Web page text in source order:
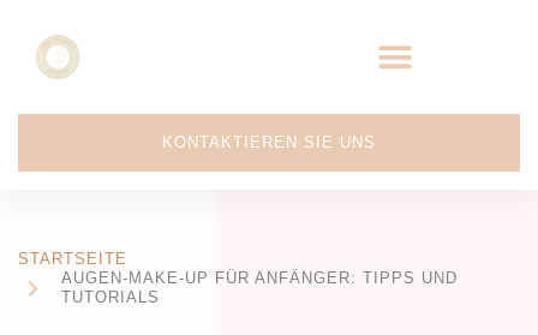
KONTAKTIEREN SIE UNS
STARTSEITE
AUGEN-MAKE-UP FÜR ANFÄNGER: TIPPS UND
TUTORIALS